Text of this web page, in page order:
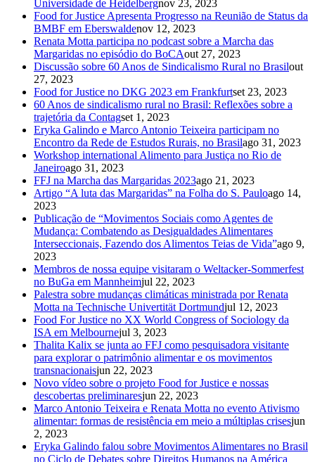
Universidade de Heidelbergnov 23, 2023
Food for Justice Apresenta Progresso na Reunião de Status da
BMBF em Eberswaldenov 12, 2023
Renata Motta participa no podcast sobre a Marcha das
Margaridas no episódio do BoCAout 27, 2023
Discussão sobre 60 Anos de Sindicalismo Rural no Brasilout
27, 2023
Food for Justice no DKG 2023 em Frankfurtset 23, 2023
60 Anos de sindicalismo rural no Brasil: Reflexões sobre a
trajetória da Contagset 1, 2023
Eryka Galindo e Marco Antonio Teixeira participam no
Encontro da Rede de Estudos Rurais, no Brasilago 31, 2023
Workshop international Alimento para Justiça no Rio de
Janeiroago 31, 2023
FFJ na Marcha das Margaridas 2023ago 21, 2023
Artigo “A luta das Margaridas” na Folha do S. Pauloago 14,
2023
Publicação de “Movimentos Sociais como Agentes de
Mudança: Combatendo as Desigualdades Alimentares
Interseccionais, Fazendo dos Alimentos Teias de Vida”ago 9,
2023
Membros de nossa equipe visitaram o Weltacker-Sommerfest
no BuGa em Mannheimjul 22, 2023
Palestra sobre mudanças climáticas ministrada por Renata
Motta na Technische Univertität Dortmundjul 12, 2023
Food For Justice no XX World Congress of Sociology da
ISA em Melbournejul 3, 2023
Thalita Kalix se junta ao FFJ como pesquisadora visitante
para explorar o patrimônio alimentar e os movimentos
transnacionaisjun 22, 2023
Novo vídeo sobre o projeto Food for Justice e nossas
descobertas preliminaresjun 22, 2023
Marco Antonio Teixeira e Renata Motta no evento Ativismo
alimentar: formas de resistência em meio a múltiplas crisesjun
2, 2023
Eryka Galindo falou sobre Movimentos Alimentares no Brasil
no Ciclo de Debates sobre Direitos Humanos na América